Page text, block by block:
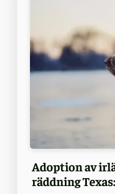
Adoption av
räddning